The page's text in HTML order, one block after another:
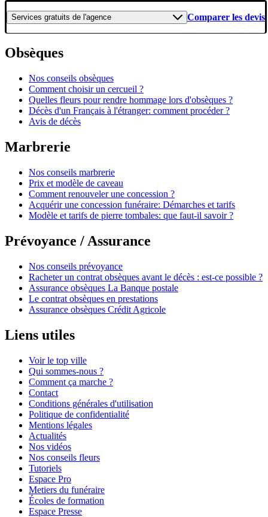
Services gratuits de l'agence Comparer les devis
Obsèques
Nos conseils obsèques
Comment choisir un cercueil ?
Quelles fleurs pour rendre hommage lors d'obsèques ?
Décès d'un Français à l'étranger: comment procéder ?
Avis de décès
Marbrerie
Nos conseils marbrerie
Prix et modèle de caveau
Comment renouveler une concession ?
Acquérir une concession funéraire: Démarches et tarifs
Modèle et tarifs de pierre tombales: que faut-il savoir ?
Prévoyance / Assurance
Nos conseils prévoyance
Racheter un contrat obsèques avant le décès : est-ce possible ?
Assurance obsèques La Banque postale
Le contrat obsèques en prestations
Assurance obsèques Crédit Agricole
Liens utiles
Voir le top ville
Qui sommes-nous ?
Comment ça marche ?
Contact
Conditions générales d'utilisation
Politique de confidentialité
Mentions légales
Actualités
Nos vidéos
Nos conseils fleurs
Tutoriels
Espace Pro
Metiers du funéraire
Écoles de formation
Espace Presse